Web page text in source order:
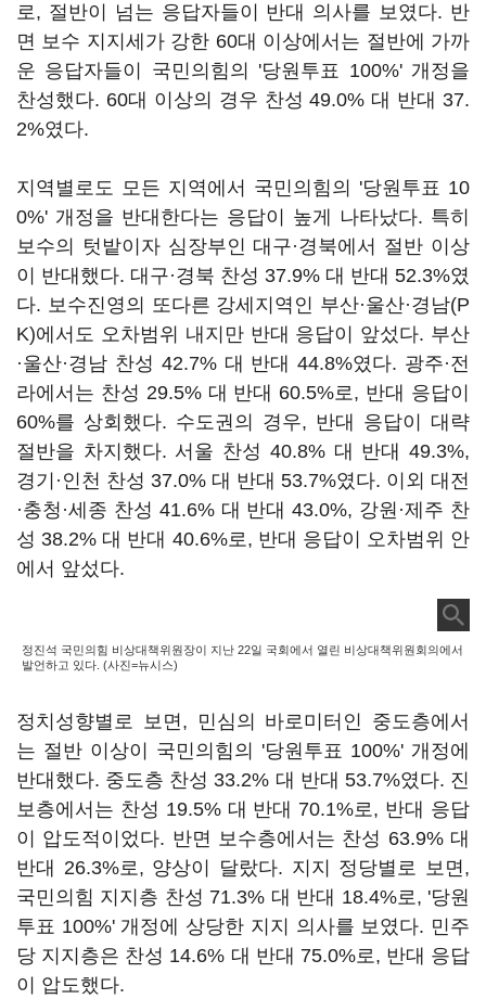
로, 절반이 넘는 응답자들이 반대 의사를 보였다. 반
면 보수 지지세가 강한 60대 이상에서는 절반에 가까
운 응답자들이 국민의힘의 '당원투표 100%' 개정을
찬성했다. 60대 이상의 경우 찬성 49.0% 대 반대 37.
2%였다.
지역별로도 모든 지역에서 국민의힘의 '당원투표 10
0%' 개정을 반대한다는 응답이 높게 나타났다. 특히
보수의 텃밭이자 심장부인 대구·경북에서 절반 이상
이 반대했다. 대구·경북 찬성 37.9% 대 반대 52.3%였
다. 보수진영의 또다른 강세지역인 부산·울산·경남(P
K)에서도 오차범위 내지만 반대 응답이 앞섰다. 부산
·울산·경남 찬성 42.7% 대 반대 44.8%였다. 광주·전
라에서는 찬성 29.5% 대 반대 60.5%로, 반대 응답이
60%를 상회했다. 수도권의 경우, 반대 응답이 대략
절반을 차지했다. 서울 찬성 40.8% 대 반대 49.3%,
경기·인천 찬성 37.0% 대 반대 53.7%였다. 이외 대전
·충청·세종 찬성 41.6% 대 반대 43.0%, 강원·제주 찬
성 38.2% 대 반대 40.6%로, 반대 응답이 오차범위 안
에서 앞섰다.
정진석 국민의힘 비상대책위원장이 지난 22일 국회에서 열린 비상대책위원회의에서
발언하고 있다. (사진=뉴시스)
정치성향별로 보면, 민심의 바로미터인 중도층에서
는 절반 이상이 국민의힘의 '당원투표 100%' 개정에
반대했다. 중도층 찬성 33.2% 대 반대 53.7%였다. 진
보층에서는 찬성 19.5% 대 반대 70.1%로, 반대 응답
이 압도적이었다. 반면 보수층에서는 찬성 63.9% 대
반대 26.3%로, 양상이 달랐다. 지지 정당별로 보면,
국민의힘 지지층 찬성 71.3% 대 반대 18.4%로, '당원
투표 100%' 개정에 상당한 지지 의사를 보였다. 민주
당 지지층은 찬성 14.6% 대 반대 75.0%로, 반대 응답
이 압도했다.